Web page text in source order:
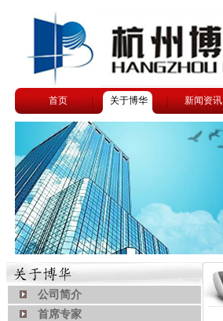
首页 关于博华 新闻资讯
公司简介
首席专家